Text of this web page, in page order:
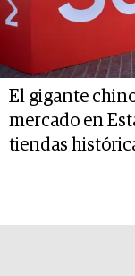
El gigante
mercado en
tiendas